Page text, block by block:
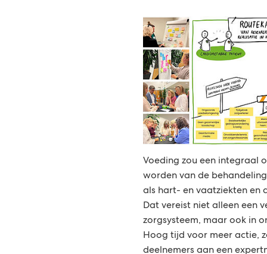
naar
een
externe
website)
Voeding zou een integraal
worden van de
als hart- en vaatziekten en
Dat vereist niet alleen een
zorgsysteem, maar ook in
Hoog tijd voor meer actie,
deelnemers aan een